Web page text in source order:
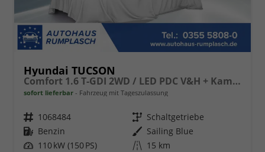
Hyundai TUCSON
Comfort 1.6 T-GDI 2WD / LED PDC V&H + Kamera Sitz Lenkradheizung Alu 18"
sofort lieferbar Fahrzeug mit Tageszulassung
Fahrzeugnr. 1068484 Getriebe Schaltgetriebe
Kraftstoff Benzin Außenfarbe Sailing Blue
Leistung 110 kW (150 PS) Kilometerstand 15 km